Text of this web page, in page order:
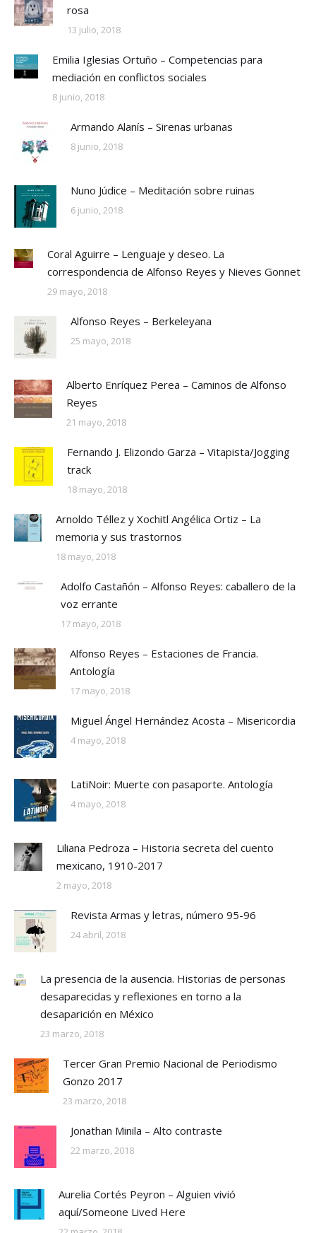
rosa
13 julio, 2018
Emilia Iglesias Ortuño – Competencias para
mediación en conflictos sociales
8 junio, 2018
Armando Alanís – Sirenas urbanas
8 junio, 2018
Nuno Júdice – Meditación sobre ruinas
6 junio, 2018
Coral Aguirre – Lenguaje y deseo. La
correspondencia de Alfonso Reyes y Nieves Gonnet
29 mayo, 2018
Alfonso Reyes – Berkeleyana
25 mayo, 2018
Alberto Enríquez Perea – Caminos de Alfonso
Reyes
21 mayo, 2018
Fernando J. Elizondo Garza – Vitapista/Jogging
track
18 mayo, 2018
Arnoldo Téllez y Xochitl Angélica Ortiz – La
memoria y sus trastornos
18 mayo, 2018
Adolfo Castañón – Alfonso Reyes: caballero de la
voz errante
17 mayo, 2018
Alfonso Reyes – Estaciones de Francia.
Antología
17 mayo, 2018
Miguel Ángel Hernández Acosta – Misericordia
4 mayo, 2018
LatiNoir: Muerte con pasaporte. Antología
4 mayo, 2018
Liliana Pedroza – Historia secreta del cuento
mexicano, 1910-2017
2 mayo, 2018
Revista Armas y letras, número 95-96
24 abril, 2018
La presencia de la ausencia. Historias de personas
desaparecidas y reflexiones en torno a la
desaparición en México
23 marzo, 2018
Tercer Gran Premio Nacional de Periodismo
Gonzo 2017
23 marzo, 2018
Jonathan Minila – Alto contraste
22 marzo, 2018
Aurelia Cortés Peyron – Alguien vivió
aquí/Someone Lived Here